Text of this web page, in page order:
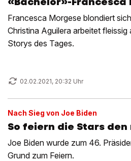
Francesca Morgese blondiert
Christina Aguilera arbeitet
Storys des Tages.
02.02.2021, 20:32 Uhr
Nach Sieg von Joe Biden
So feiern die Stars
Joe Biden wurde zum 46.
Grund zum Feiern.